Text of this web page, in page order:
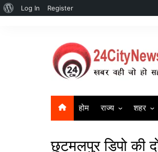
About
Log In Register
होम राज्य
दिल्ली
शहर
लखनऊ
छुटमलपुर डिपो की